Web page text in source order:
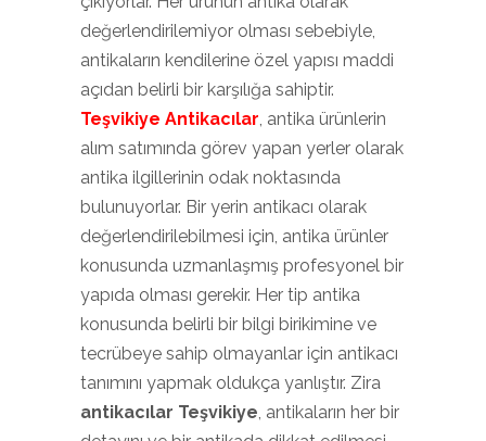
değerlendirilemiyor olması sebebiyle,
antikaların kendilerine özel yapısı maddi
açıdan belirli bir karşılığa sahiptir.
Teşvikiye Antikacılar, antika ürünlerin
alım satımında görev yapan yerler olarak
antika ilgillerinin odak noktasında
bulunuyorlar. Bir yerin antikacı olarak
değerlendirilebilmesi için, antika ürünler
konusunda uzmanlaşmış profesyonel bir
yapıda olması gerekir. Her tip antika
konusunda belirli bir bilgi birikimine ve
tecrübeye sahip olmayanlar için antikacı
tanımını yapmak oldukça yanlıştır. Zira
antikacılar Teşvikiye, antikaların her bir